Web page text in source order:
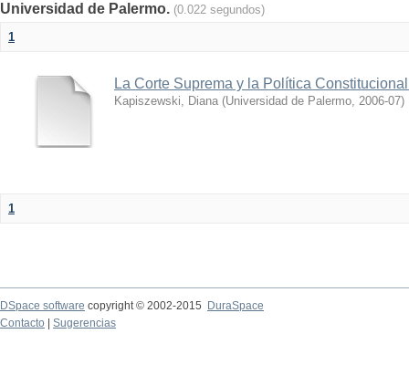
Universidad de Palermo. (0.022 segundos)
1
La Corte Suprema y la Política
Kapiszewski, Diana (Universidad de Palermo, 2006-07)
1
DSpace software copyright © 2002-2015
DuraSpace
Contacto
Sugerencias